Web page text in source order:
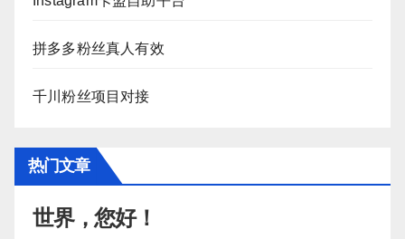
拼多多粉丝真人有效
千川粉丝项目对接
热门文章
世界，您好！